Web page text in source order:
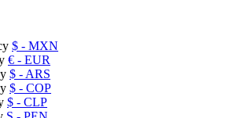
$ - MXN
€ - EUR
$ - ARS
$ - COP
$ - CLP